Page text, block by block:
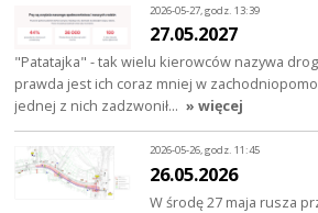
2026-05-27, godz. 13:39
27.05.2027
"Patatajka" - tak wielu kierowców nazywa
prawda jest ich coraz mniej w
jednej z nich zadzwonił… » więcej
2026-05-26, godz. 11:45
26.05.2026
W środę 27 maja rusza